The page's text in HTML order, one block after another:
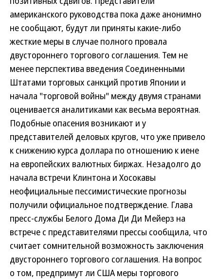
американского руководства пока даже анонимно
не сообщают, будут ли приняты какие-либо
жесткие меры в случае полного провала
двустороннего торгового соглашения. Тем не
менее перспектива введения Соединенными
Штатами торговых санкций против Японии и
начала "торговой войны" между двумя странами
оценивается аналитиками как весьма вероятная.
Подобные опасения возникают и у
представителей деловых кругов, что уже привело
к снижению курса доллара по отношению к иене
на европейских валютных биржах. Незадолго до
начала встречи Клинтона и Хосокавы
неофициальные пессимистические прогнозы
получили официальное подтверждение. Глава
пресс-службы Белого Дома Ди Ди Мейерз на
встрече с представителями прессы сообщила, что
считает сомнительной возможность заключения
двустороннего торгового соглашения. На вопрос
о том, предпримут ли США меры торгового